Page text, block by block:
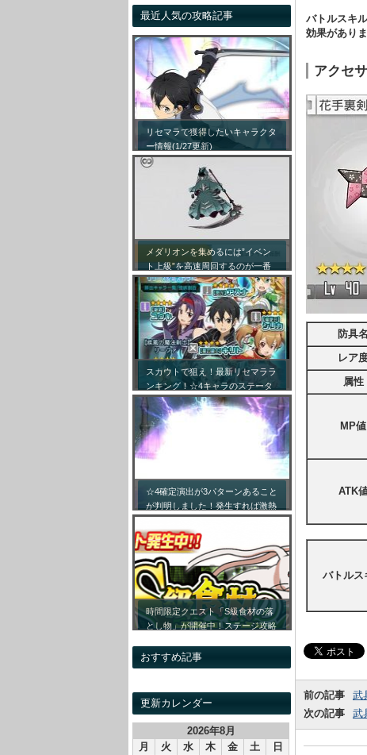
最近人気の攻略記事
リセマラで獲得したいキャラクタ
ー情報(1/27更新)
メダリオンを集めるには”イベン
ト上級”を高速周回するのが一番
効率が良い模様！
スカウトで狙え！最新リセマララ
ンキング！☆4キャラのステータ
ス詳細まとめ！【最新キャラ対応
リセマラ】
☆4確定演出が3パターンあること
が判明しました！発生すれば激熱
です！！
時間限定クエスト「S級食材の落
とし物」が開催中！ステージ攻略
した！
おすすめ記事
更新カレンダー
2026年8月
月
火 水 木 金 土 日
バトルスキ
効果があり
アクセ
防具名
レア
属性
MP値
ATK
バトルス
前の記事
武
次の記事
武